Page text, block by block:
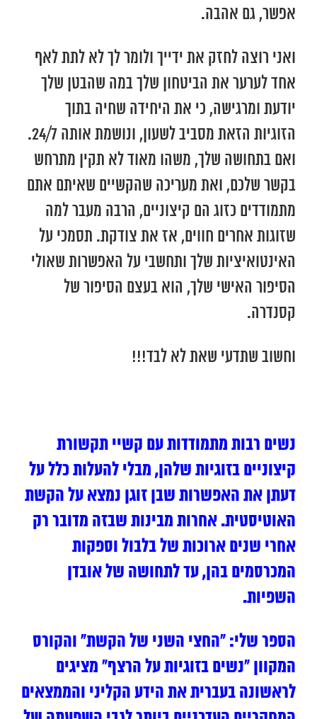
אפשר, גם אהבה.
ואני רוצה לחזק את ידייך ולומר לך לא לתת לאף
אחד לערער את הביטחון שלך במה שהבטן שלך
יודעת ומרגישה, כי את היחידה שחיה בתוך
הזוגיות הזאת מסביב לשעון, ונושמת אותה 24/7.
ואם בתחושה שלך, משהו מאוד לא תקין מתרחש
בקשר שלכם, ואת מעריכה שהקשיים שאיתם אתם
מתמודדים כזוג הם קיצוניים, הרבה מעבר למה
שזוגות אחרים חווים, אז את צודקת. תסמכי על
האינטואיציות שלך ותחשבי על האפשרות שאולי
הסיפור האישי שלך, הוא בעצם הסיפור של
קסנדרה.
וחשוב שתדעי שאת לא לבד!!!
נשים רבות מתמודדות עם קשיי תקשורת
קיצוניים בזוגיות שלהן, מבלי להעלות כלל על
דעתן את האפשרות שבן זוגן נמצא על הקשת
האוטיסטית. אחרות מבינות שבזה מדובר רק
אחרי שנים ארוכות של בלבול וספקות
המכרסמים בהן, עד לתחושה של אובדן
השפיות.
הספר שלי: “החצי השני של הקשת” והקורס
המקוון “נשים בזוגיות על הרצף” מציגים
לראשונה בעברית את הידע הקליני והממצאים